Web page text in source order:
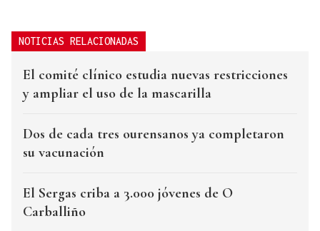
NOTICIAS RELACIONADAS
El comité clínico estudia nuevas restricciones
y ampliar el uso de la mascarilla
Dos de cada tres ourensanos ya completaron
su vacunación
El Sergas criba a 3.000 jóvenes de O
Carballiño